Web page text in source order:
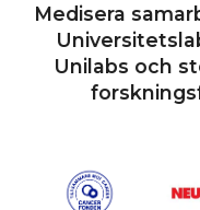
Medisera
Unilabs och